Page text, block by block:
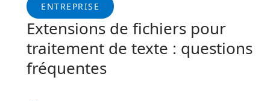
ENTREPRISE
Extensions de fichiers pour
traitement de texte : questions
fréquentes